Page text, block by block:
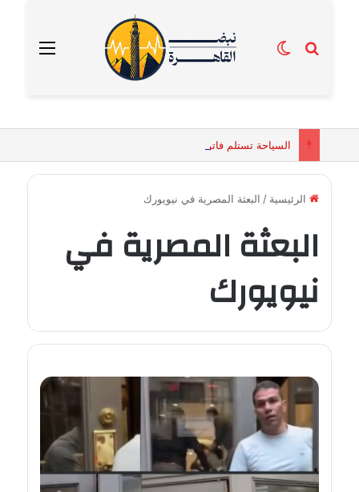
القائمة بحث عنالوضع المظلم
الرئيسية / البعثة المصرية في نيويورك
البعثة المصرية في
نيويورك